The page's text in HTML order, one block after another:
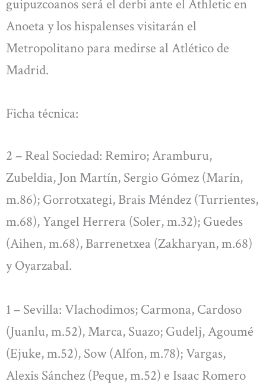
guipuzcoanos será el derbi ante el Athletic en
Anoeta y los hispalenses visitarán el
Metropolitano para medirse al Atlético de
Madrid.
Ficha técnica:
2 – Real Sociedad: Remiro; Aramburu,
Zubeldia, Jon Martín, Sergio Gómez (Marín,
m.86); Gorrotxategi, Brais Méndez (Turrientes,
m.68), Yangel Herrera (Soler, m.32); Guedes
(Aihen, m.68), Barrenetxea (Zakharyan, m.68)
y Oyarzabal.
1 – Sevilla: Vlachodimos; Carmona, Cardoso
(Juanlu, m.52), Marca, Suazo; Gudelj, Agoumé
(Ejuke, m.52), Sow (Alfon, m.78); Vargas,
Alexis Sánchez (Peque, m.52) e Isaac Romero